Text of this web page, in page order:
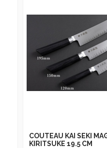
COUTEAU KAI SEKI
KIRITSUKE 19.5 CM